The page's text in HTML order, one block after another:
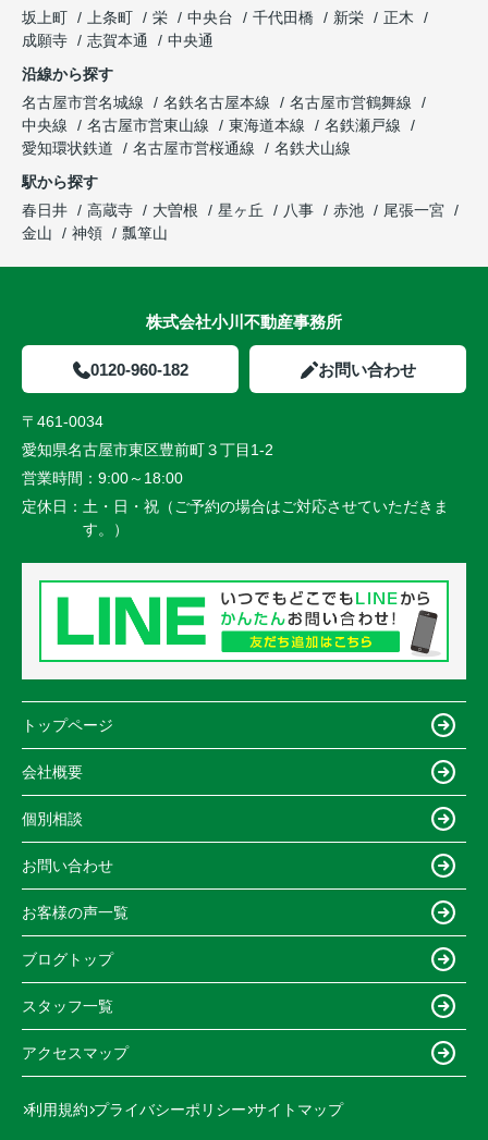
坂上町
上条町 栄 中央台 千代田橋 新栄
正木
成願寺
志賀本通
中央通
沿線から探す
名古屋市営名城線
名鉄名古屋本線
名古屋市営鶴舞線
中央線
名古屋市営東山線 東海道本線
名鉄瀬戸線
愛知環状鉄道
名古屋市営桜通線
名鉄犬山線
駅から探す
春日井
高蔵寺 大曽根 星ヶ丘 八事 赤池
尾張一宮
金山
神領 瓢箪山
株式会社小川不動産事務所
0120-960-182 お問い合わせ
〒461-0034
愛知県名古屋市東区豊前町３丁目1-2
営業時間： 9:00～18:00
定休日： 土・日・祝（ご予約の場合はご対応させていただきま
す。）
トップページ
会社概要
個別相談
お問い合わせ
お客様の声一覧
ブログトップ
スタッフ一覧
アクセスマップ
利用規約 プライバシーポリシー サイトマップ